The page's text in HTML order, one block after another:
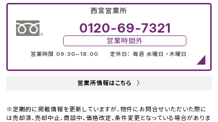
西宮営業所
0120-69-7321
営業時間外
営業時間 09:30~18:00 定休日： 毎週 水曜日 ・木曜日
営業所情報はこちら 〉
※定期的に掲載情報を更新していますが、物件にお問合せいただいた際に
は売却済、売却中止、商談中、価格改定、条件変更となっている場合がありま